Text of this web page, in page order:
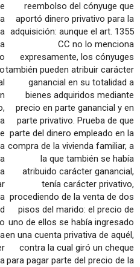
reembolso del cónyuge que
aportó dinero privativo para la
adquisición: aunque el art. 1355
CC no lo menciona
expresamente, los cónyuges
también pueden atribuir carácter
ganancial en su totalidad a
bienes adquiridos mediante
precio en parte ganancial y en
parte privativo. Prueba de que
parte del dinero empleado en la
compra de la vivienda familiar, a
la que también se había
atribuido carácter ganancial,
tenía carácter privativo,
procediendo de la venta de dos
pisos del marido: el precio de
uno de ellos se había ingresado
en una cuenta privativa de aquél,
contra la cual giró un cheque
para pagar parte del precio de la